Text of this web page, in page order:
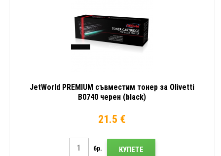
JetWorld PREMIUM съвместим тонер за Olivetti
B0740 черен (black)
21.5 €
бр. КУПЕТЕ